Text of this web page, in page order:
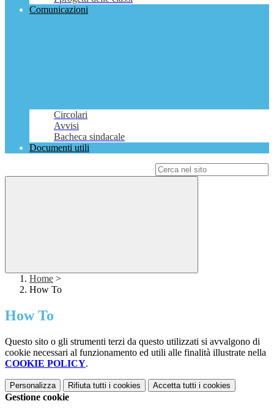
Comunicazioni
Circolari
Avvisi
Bacheca sindacale
Documenti utili
Home >
How To
How To
Questo sito o gli strumenti terzi da questo utilizzati si avvalgono di
cookie necessari al funzionamento ed utili alle finalità illustrate nella
COOKIE POLICY.
Personalizza Rifiuta tutti i cookies Accetta tutti i cookies
Gestione cookie